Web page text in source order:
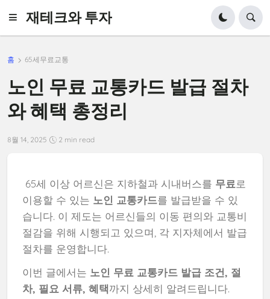
재테크와 투자
홈 65세무료교통
노인 무료 교통카드 발급 절차
와 혜택 총정리
8월 14, 2025 2 min read
65세 이상 어르신은 지하철과 시내버스를 무료 로
이용할 수 있는 노인 교통카드를 발급받을 수 있
습니다. 이 제도는 어르신들의 이동 편의와 교통비
절감을 위해 시행되고 있으며, 각 지자체에서 발급
절차를 운영합니다.
이번 글에서는 노인 무료 교통카드 발급 조건, 절
차, 필요 서류, 혜택까지 상세히 알려드립니다.